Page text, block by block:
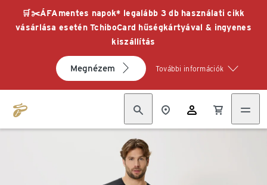
🛒✂️ÁFAmentes napok* legalább 3 db használati cikk
vásárlása esetén TchiboCard hűségkártyával & ingyenes
kiszállítás
Megnézem További információk